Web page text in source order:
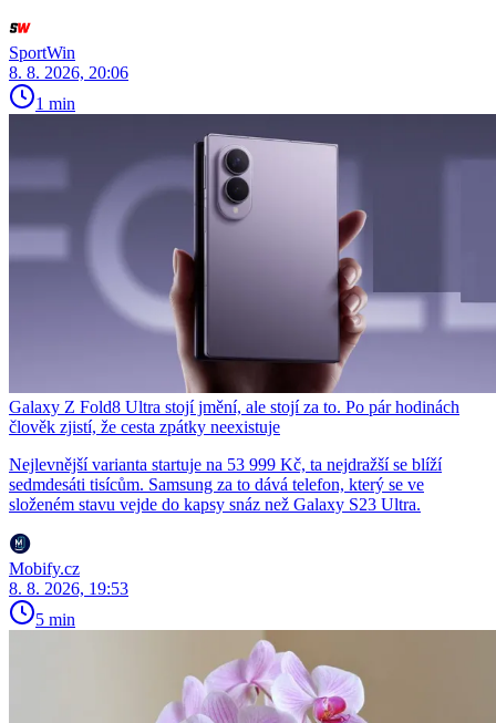
SportWin
8. 8. 2026, 20:06
1 min
Galaxy Z Fold8 Ultra stojí jmění, ale stojí za to. Po pár hodinách
člověk zjistí, že cesta zpátky neexistuje
Nejlevnější varianta startuje na 53 999 Kč, ta nejdražší se blíží
sedmdesáti tisícům. Samsung za to dává telefon, který se ve
složeném stavu vejde do kapsy snáz než Galaxy S23 Ultra.
Mobify.cz
8. 8. 2026, 19:53
5 min